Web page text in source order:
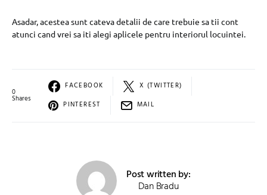
Asadar, acestea sunt cateva detalii de care trebuie sa tii cont
atunci cand vrei sa iti alegi aplicele pentru interiorul locuintei.
0
Shares
FACEBOOK
X (TWITTER)
PINTEREST
MAIL
Post written by:
Dan Bradu